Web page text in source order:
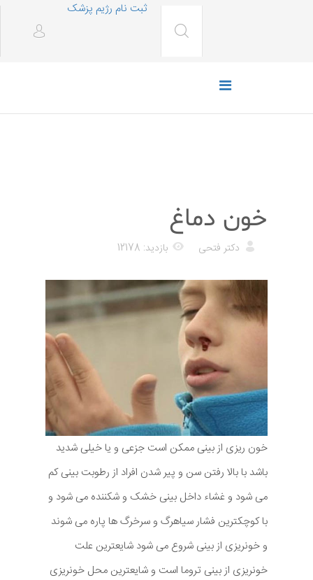
ثبت نام رژیم پزشک
خون دماغ
دکتر فتحی بازدید: 12178
خون ریزی از بینی ممکن است جزعی و یا خیلی شدید
باشد با بالا رفتن سن و پیر شدن افراد از رطوبت بینی کم
می شود و غشاء داخل بینی خشک و شکننده می شود و
با کوچکترین فشار سیاهرگ و سرخرگ ها پاره می شوند
و خونریزی از بینی شروع می شود شایعترین علت
خونریزی از بینی تروما است و شایعترین محل خونریزی